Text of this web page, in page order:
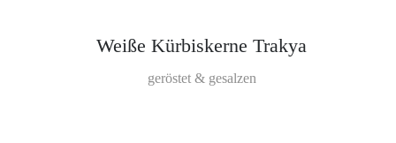
Weiße Kürbiskerne Trakya
geröstet & gesalzen